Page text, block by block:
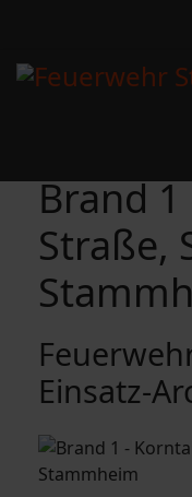
Einsatz-
Brand
Straße,